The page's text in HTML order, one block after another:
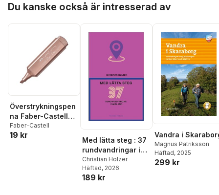
Du kanske också är intresserad av
Överstrykningspen
na Faber-Castell
Textliner 46
Metallic rose
Faber-Castell
19 kr
Med lätta steg : 37
rundvandringar i
Småland
Christian Holzer
Häftad, 2026
189 kr
Vandra i
Magnus Patriksson
Häftad, 2025
299 kr